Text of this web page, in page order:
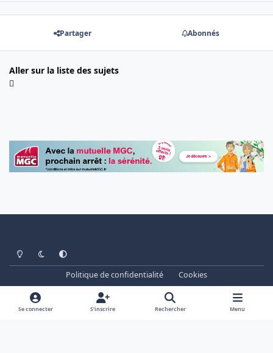
Partager Abonnés
Aller sur la liste des sujets
Light ModeDark ModeSystem Preference
Politique de confidentialité
Cookies
www.cheminots.net - Forum Libre depuis 2003
Powered by
Invision Community
Se connecter S’inscrire Rechercher Menu